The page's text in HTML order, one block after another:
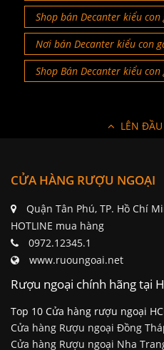
Shop bán Decanter kiểu
Nơi bán Decanter kiểu con
Shop Bán Decanter kiểu
LÊN
CỬA HÀNG RƯỢU NGOẠI
Quận Tân Phú, TP. Hồ Chí
HOTLINE mua hàng
0972.12345.1
www.ruoungoai.net
Rượu ngoại chính hãng tại
Top 10 Cửa hàng rượu ngoại
Cửa hàng Rượu ngoại Đồng
Cửa hàng Rượu ngoại Nha